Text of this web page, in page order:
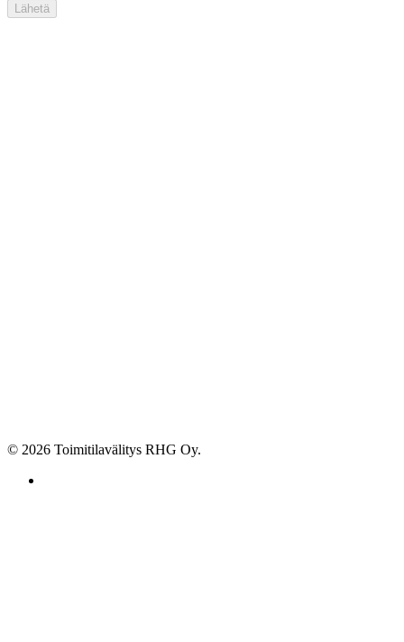
© 2026 Toimitilavälitys RHG Oy.